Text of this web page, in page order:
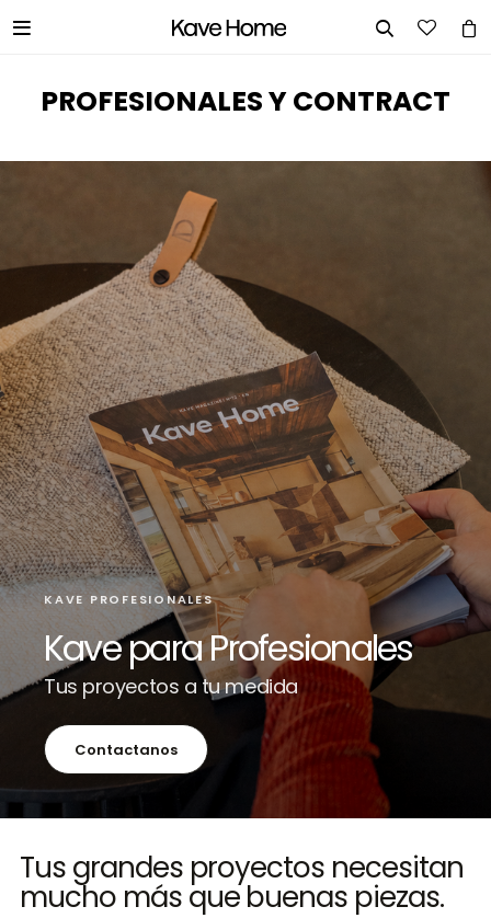
 
PROFESIONALES Y CONTRACT
KAVE PROFESIONALES
Kave para Profesionales
Tus proyectos a tu medida
Contactanos
Tus grandes proyectos necesitan
mucho más que buenas piezas.